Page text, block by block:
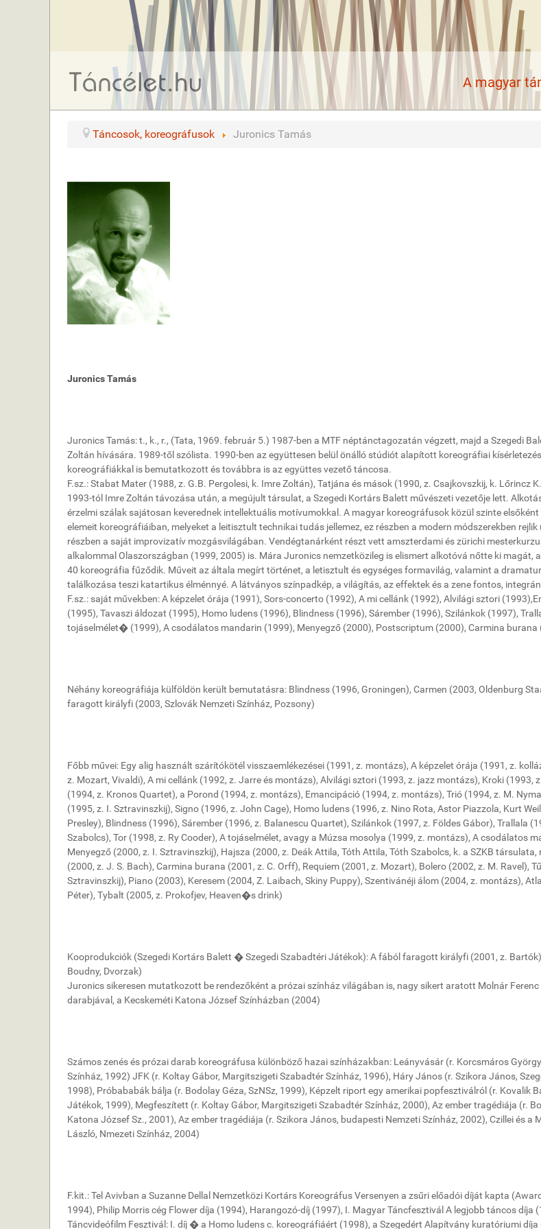
A magyar
Táncosok, koreográfusok Juronics Tamás
Juronics Tamás
Juronics Tamás: t., k., r., (Tata, 1969. február 5.) 1987-ben a MTF néptánctagozatán végzett, majd a Szegedi
Zoltán hívására. 1989-től szólista. 1990-ben az együttesen belül önálló stúdiót alapított koreográfiai
koreográfiákkal is bemutatkozott és továbbra is az együttes vezető táncosa.
F.sz.: Stabat Mater (1988, z. G.B. Pergolesi, k. Imre Zoltán), Tatjána és mások (1990, z. Csajkovszkij, k. Lőrincz
1993-tól Imre Zoltán távozása után, a megújult társulat, a Szegedi Kortárs Balett művészeti vezetője lett.
érzelmi szálak sajátosan keverednek intellektuális motívumokkal. A magyar koreográfusok közül szinte
elemeit koreográfiáiban, melyeket a leitisztult technikai tudás jellemez, ez részben a modern módszerekben
részben a saját improvizatív mozgásvilágában. Vendégtanárként részt vett amszterdami és zürichi
alkalommal Olaszországban (1999, 2005) is. Mára Juronics nemzetközileg is elismert alkotóvá nőtte ki magát,
40 koreográfia fűződik. Műveit az általa megírt történet, a letisztult és egységes formavilág, valamint a
találkozása teszi katartikus élménnyé. A látványos színpadkép, a világítás, az effektek és a zene fontos,
F.sz.: saját művekben: A képzelet órája (1991), Sors-concerto (1992), A mi cellánk (1992), Alvilági sztori
(1995), Tavaszi áldozat (1995), Homo ludens (1996), Blindness (1996), Sárember (1996), Szilánkok (1997),
tojáselmélet� (1999), A csodálatos mandarin (1999), Menyegző (2000), Postscriptum (2000), Carmina
Néhány koreográfiája külföldön került bemutatásra: Blindness (1996, Groningen), Carmen (2003, Oldenburg
faragott királyfi (2003, Szlovák Nemzeti Színház, Pozsony)
Főbb művei: Egy alig használt szárítókötél visszaemlékezései (1991, z. montázs), A képzelet órája (1991, z.
z. Mozart, Vivaldi), A mi cellánk (1992, z. Jarre és montázs), Alvilági sztori (1993, z. jazz montázs), Kroki (1993,
(1994, z. Kronos Quartet), a Porond (1994, z. montázs), Emancipáció (1994, z. montázs), Trió (1994, z. M.
(1995, z. I. Sztravinszkij), Signo (1996, z. John Cage), Homo ludens (1996, z. Nino Rota, Astor Piazzola, Kurt
Presley), Blindness (1996), Sárember (1996, z. Balanescu Quartet), Szilánkok (1997, z. Földes Gábor), Trallala
Szabolcs), Tor (1998, z. Ry Cooder), A tojáselmélet, avagy a Múzsa mosolya (1999, z. montázs), A csodálatos
Menyegző (2000, z. I. Sztravinszkij), Hajsza (2000, z. Deák Attila, Tóth Attila, Tóth Szabolcs, k. a SZKB
(2000, z. J. S. Bach), Carmina burana (2001, z. C. Orff), Requiem (2001, z. Mozart), Bolero (2002, z. M. Ravel),
Sztravinszkij), Piano (2003), Keresem (2004, Z. Laibach, Skiny Puppy), Szentivánéji álom (2004, z. montázs),
Péter), Tybalt (2005, z. Prokofjev, Heaven�s drink)
Kooprodukciók (Szegedi Kortárs Balett � Szegedi Szabadtéri Játékok): A fából faragott királyfi (2001, z.
Boudny, Dvorzak)
Juronics sikeresen mutatkozott be rendezőként a prózai színház világában is, nagy sikert aratott Molnár Ferenc
darabjával, a Kecskeméti Katona József Színházban (2004)
Számos zenés és prózai darab koreográfusa különböző hazai színházakban: Leányvásár (r. Korcsmáros
Színház, 1992) JFK (r. Koltay Gábor, Margitszigeti Szabadtér Színház, 1996), Háry János (r. Szikora János,
1998), Próbababák bálja (r. Bodolay Géza, SzNSz, 1999), Képzelt riport egy amerikai popfesztiválról (r. Kovalik
Játékok, 1999), Megfeszített (r. Koltay Gábor, Margitszigeti Szabadtér Színház, 2000), Az ember tragédiája (r.
Katona József Sz., 2001), Az ember tragédiája (r. Szikora János, budapesti Nemzeti Színház, 2002), Czillei és a
László, Nmezeti Színház, 2004)
F.kit.: Tel Avivban a Suzanne Dellal Nemzetközi Kortárs Koreográfus Versenyen a zsűri előadói díját kapta
1994), Philip Morris cég Flower díja (1994), Harangozó-díj (1997), I. Magyar Táncfesztivál A legjobb táncos díja
Táncvideófilm Fesztivál: I. díj � a Homo ludens c. koreográfiáért (1998), a Szegedért Alapítvány kuratóriumi díja